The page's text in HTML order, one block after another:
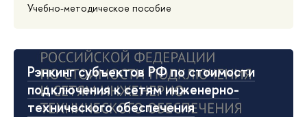
Учебно-методическое пособие
Рэнкинг субъектов РФ по стоимости
подключения к сетям инженерно-
технического обеспечения